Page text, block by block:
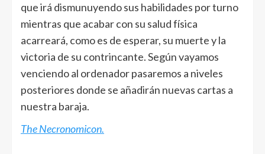
que irá dismunuyendo sus habilidades por turno
mientras que acabar con su salud física
acarreará, como es de esperar, su muerte y la
victoria de su contrincante. Según vayamos
venciendo al ordenador pasaremos a niveles
posteriores donde se añadirán nuevas cartas a
nuestra baraja.
The Necronomicon.